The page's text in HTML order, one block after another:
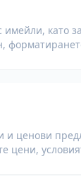
като
и ценови
цени,